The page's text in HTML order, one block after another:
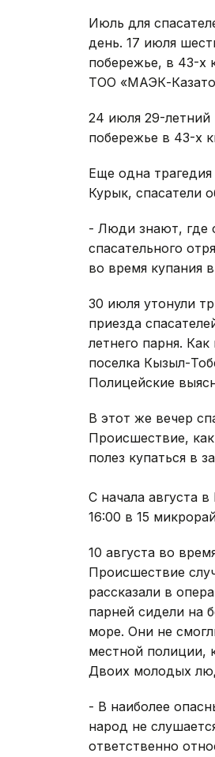
Июль для
день. 17 июля
побережье, в 43-х
ТОО «МАЭК-
24 июля 29-летний
побережье в 43-х
Еще одна
Курык, спасатели
- Люди знают, где
спасательного
во время купания
30 июля утонули
приезда
летнего парня.
поселка Кызыл-
Полицейские
В этот же вечер
Происшествие,
полез купаться в
С начала августа
16:00 в 15
10 августа во
Происшествие
рассказали в
парней сидели на
море. Они не
местной полиции,
Двоих молодых
- В наиболее
народ не
ответственно